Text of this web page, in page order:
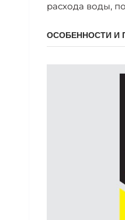
расхода воды,
ОСОБЕННОСТИ И